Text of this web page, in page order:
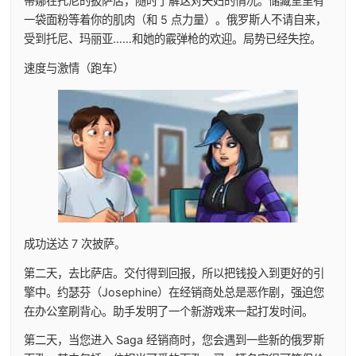
一袋面粉等着你的肌肉（和 5 点力量）。俄罗斯人不请自来，
受到托尼、玛丽亚……和她的霰弹枪的欢迎。局势已经失控。
速度与激情（跑车）
成功送达 7 次披萨。
第二天，去比萨店。交付得到回报，所以把钱投入到更好的引
擎中。约瑟芬（Josephine）在经销商处总是恶作剧，强迫您
在办公室刷背心。助手发明了一个新游戏来一起打发时间。
第二天，当您进入 Saga 经销商时，您会遇到一些新的俄罗斯